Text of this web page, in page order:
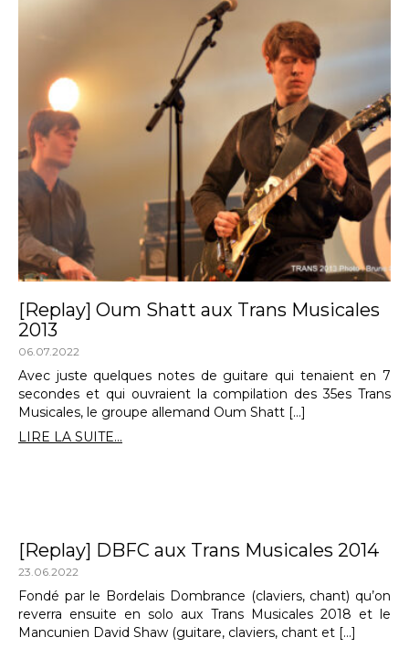
[Replay] Oum Shatt aux Trans Musicales
2013
06.07.2022
Avec juste quelques notes de guitare qui tenaient en 7
secondes et qui ouvraient la compilation des 35es Trans
Musicales, le groupe allemand Oum Shatt […]
LIRE LA SUITE...
[Replay] DBFC aux Trans Musicales 2014
23.06.2022
Fondé par le Bordelais Dombrance (claviers, chant) qu’on
reverra ensuite en solo aux Trans Musicales 2018 et le
Mancunien David Shaw (guitare, claviers, chant et […]